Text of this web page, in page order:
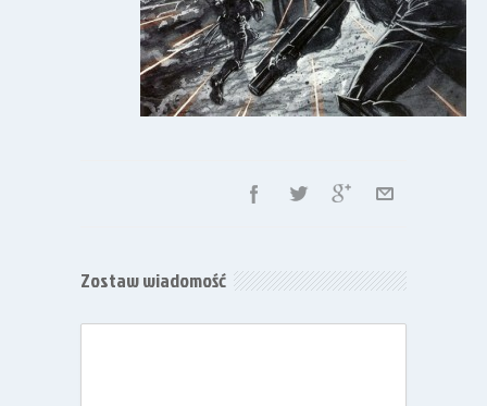
Zostaw wiadomość